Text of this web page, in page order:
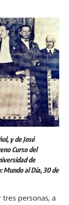
y de José
Curso del
de
Mundo al Día, 30 de
personas, a